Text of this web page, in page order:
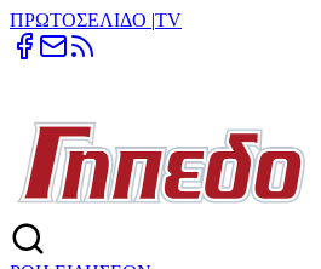
ΠΡΩΤΟΣΕΛΙΔΟ |TV